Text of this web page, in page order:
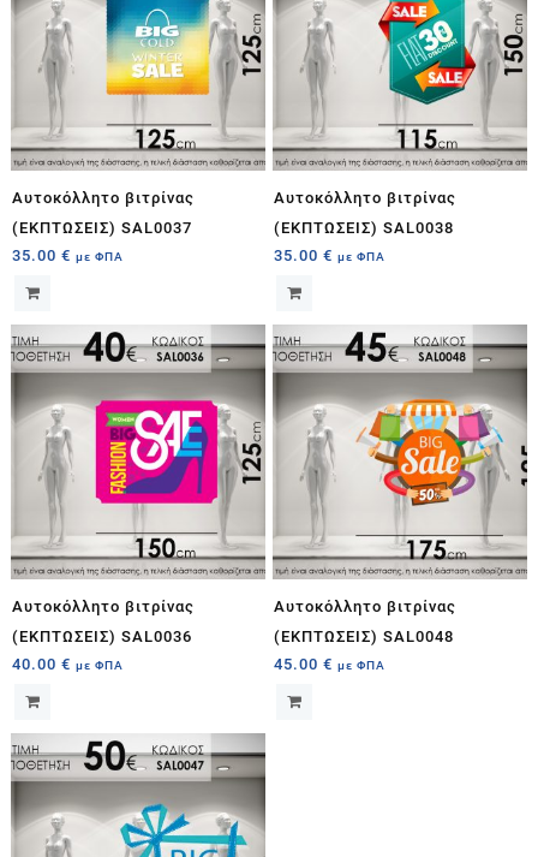
Αυτοκόλλητο βιτρίνας
(ΕΚΠΤΩΣΕΙΣ) SAL0037
35.00 € με ΦΠΑ
Αυτοκόλλητο βιτρίνας
(ΕΚΠΤΩΣΕΙΣ) SAL0038
35.00€ με ΦΠΑ
Αυτοκόλλητο βιτρίνας
(ΕΚΠΤΩΣΕΙΣ) SAL0036
40.00 € με ΦΠΑ
Αυτοκόλλητο βιτρίνας
(ΕΚΠΤΩΣΕΙΣ) SAL0048
45.00€ με ΦΠΑ